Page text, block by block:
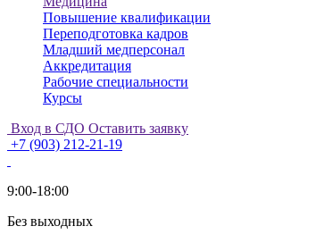
Повышение квалификации
Переподготовка кадров
Младший медперсонал
Аккредитация
Рабочие специальности
Курсы
Вход в СДО Оставить заявку
+7 (903) 212-21-19
9:00-18:00
Без выходных